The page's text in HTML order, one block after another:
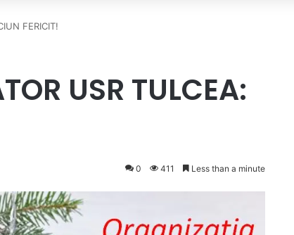
FERICIT!
USR TULCEA:
0 411 Less than a minute